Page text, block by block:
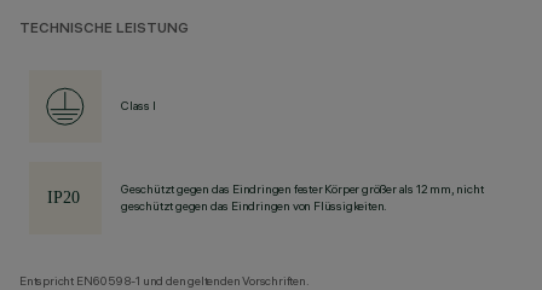
TECHNISCHE LEISTUNG
Class I
Geschützt gegen das Eindringen fester Körper größer als 12 mm, nicht
geschützt gegen das Eindringen von Flüssigkeiten.
Entspricht EN60598-1 und den geltenden Vorschriften.